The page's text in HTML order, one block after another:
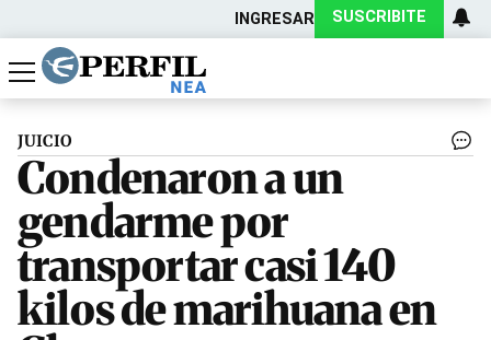
INGRESAR SUSCRIBITE
Política
Economía
Actualidad
JUICIO
Condenaron a un
gendarme por
transportar casi 140
kilos de marihuana en